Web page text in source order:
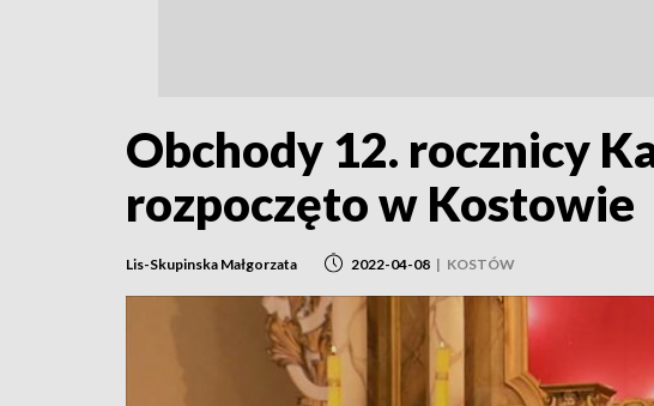
Obchody 12. rocznicy
rozpoczęto w Kostowie
Lis-Skupinska Małgorzata 2022-04-08 | KOSTÓW